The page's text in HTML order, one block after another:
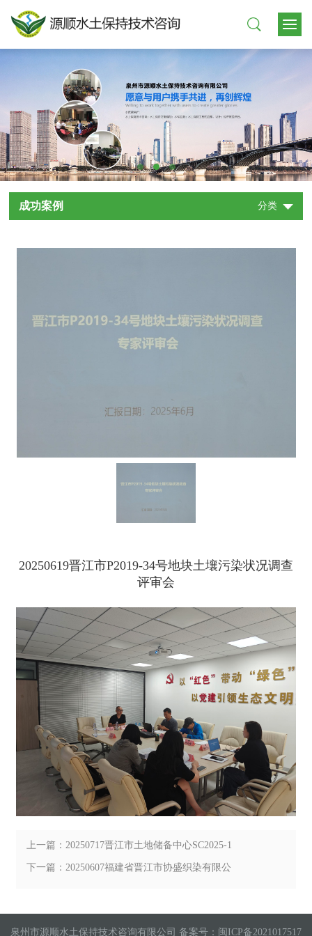
成功案例 分类
20250619晋江市P2019-34号地块土壤污染状况调查
评审会
上一篇：20250717晋江市土地储备中心SC2025-1
号地块土壤污染状况调查评审会
下一篇：20250607福建省晋江市协盛织染有限公
泉州市源顺水土保持技术咨询有限公司 备案号： 闽ICP备2021017517